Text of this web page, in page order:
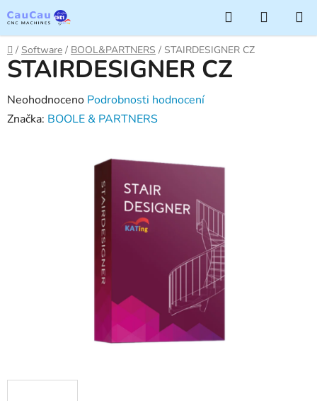
na
obsah
Hledat
KOŠÍK
Domů
/ Software / BOOL&PARTNERS / STAIRDESIGNER CZ
STAIRDESIGNER CZ
Průměrné
hodnocení
Neohodnoceno Podrobnosti hodnocení
Značka: BOOLE & PARTNERS